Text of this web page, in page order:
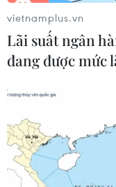
TIN LIÊN QUAN
vietnamplus.vn
Lãi suất ngân
đang được mức